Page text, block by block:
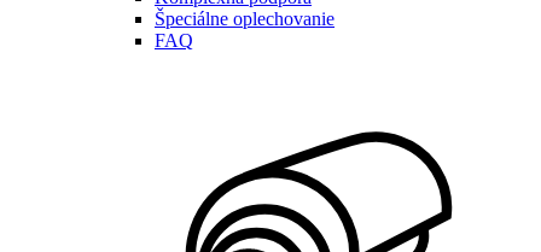
Špeciálne oplechovanie
FAQ